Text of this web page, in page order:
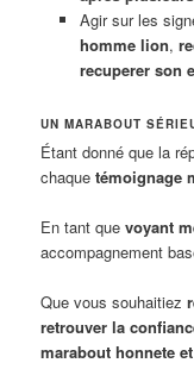
Agir sur les
homme lion,
recuperer son
UN MARABOUT
Étant donné que la
chaquetémoignage
En tant quevoyant
accompagnement
Que vous souhaitiez
retrouver la
marabout honnete